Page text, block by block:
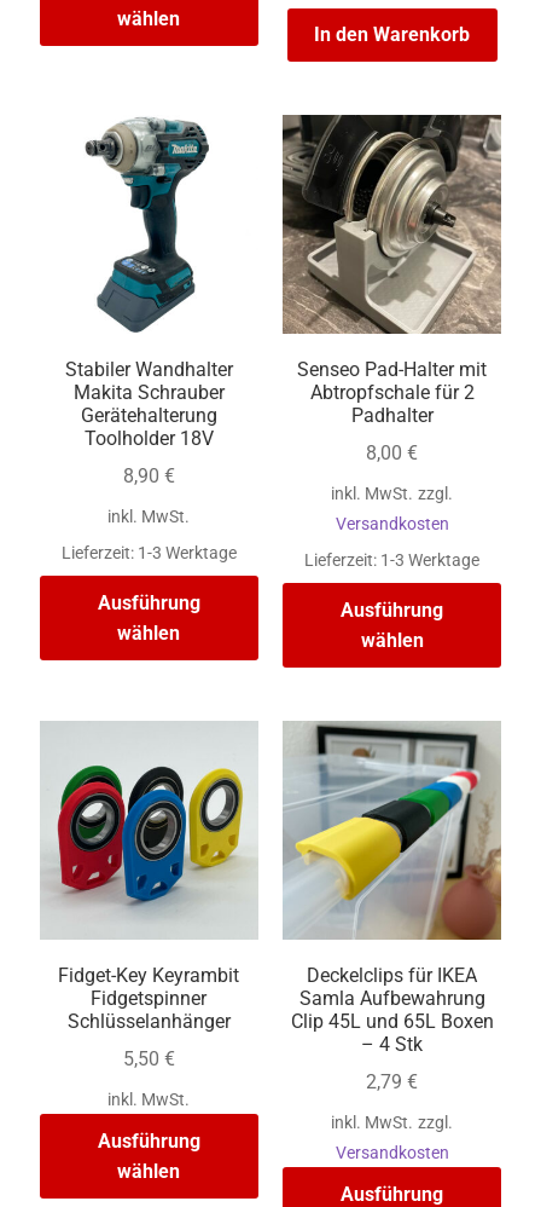
wählen
In den Warenkorb
Stabiler Wandhalter
Makita Schrauber
Gerätehalterung
Toolholder 18V
8,90 €
inkl. MwSt.
Lieferzeit: 1-3 Werktage
Ausführung
wählen
Senseo Pad-Halter mit
Abtropfschale für 2
Padhalter
8,00€
inkl. MwSt. zzgl.
Versandkosten
Lieferzeit: 1-3 Werktage
Ausführung
wählen
Fidget-Key Keyrambit
Fidgetspinner
Schlüsselanhänger
5,50 €
inkl. MwSt.
Ausführung
wählen
Deckelclips für IKEA
Samla Aufbewahrung
Clip 45L und 65L Boxen
– 4 Stk
2,79€
inkl. MwSt. zzgl.
Versandkosten
Ausführung